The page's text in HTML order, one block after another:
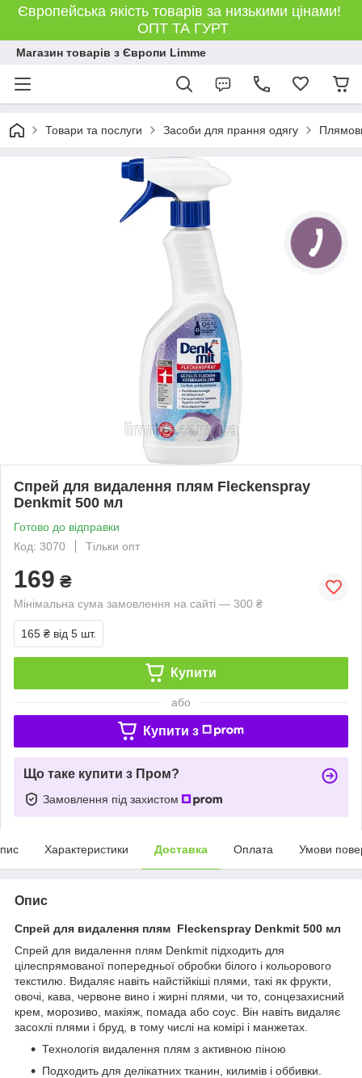
Європейська якість товарів за низькими цінами!
ОПТ ТА ГУРТ
Магазин товарів з Європи Limme
Товари та послуги Засоби для прання одягу
Спрей для видалення плям Fleckenspray
Denkmit 500 мл
Готово до відправки
Код: 3070
Тільки опт
169 ₴
Мінімальна сума замовлення на сайті — 300 ₴
165 ₴ від 5 шт.
Купити
або
Купити з
Що таке купити з Пром?
Замовлення під захистом
Характеристики Доставка Оплата Умови
Опис
Спрей для видалення плям Fleckenspray Denkmit 500 мл
Спрей для видалення плям Denkmit підходить для
цілеспрямованої попередньої обробки білого і кольорового
текстилю. Видаляє навіть найстійкіші плями, такі як фрукти,
овочі, кава, червоне вино і жирні плями, чи то, сонцезахисний
крем, морозиво, макіяж, помада або соус. Він навіть видаляє
засохлі плями і бруд, в тому числі на комірі і манжетах.
Технологія видалення плям з активною піною
Подходить для делікатних тканин, килимів і оббивки.